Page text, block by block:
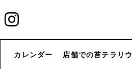
カレンダー 店舗での苔テラリ